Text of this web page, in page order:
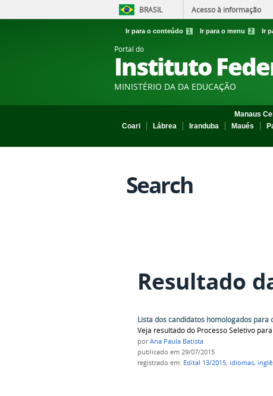
BRASIL Acesso à informação
Ir para o conteúdo 1 Ir para o menu 2 Ir
Portal do
Instituto
MINISTÉRIO DA DA EDUCAÇÃO
Manaus
Coari
Lábrea Iranduba Maués
Search
Resultado
Lista dos candidatos homologados para
Veja resultado do Processo Seletivo
porAna Paula Batista
publicado em 29/07/2015
registrado em: Edital 13/2015, idiomas,